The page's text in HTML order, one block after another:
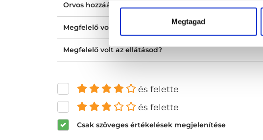
Megtagad
Orvos hozzáállása, figyelmessége, kedvessége
Megfelelő volt a tájékoztatásod?
Megfelelő volt az ellátásod?
és felette
és felette
Csak szöveges értékelések megjelenítése